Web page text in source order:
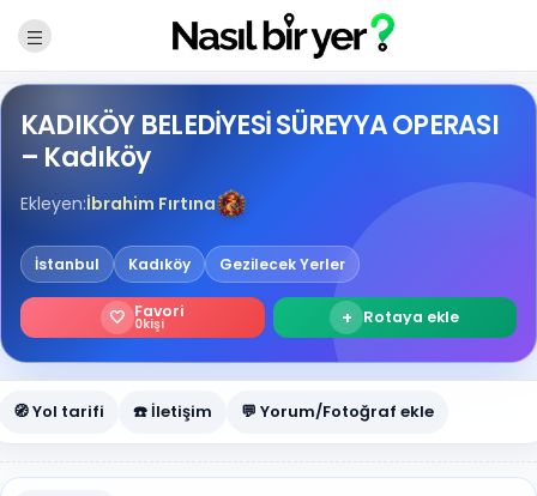
KADIKÖY BELEDİYESİ SÜREYYA OPERASI
– Kadıköy
Ekleyen:İbrahim Fırtına
İstanbul Kadıköy Gezilecek Yerler
🤍 Favori
0kişi + Rotaya ekle
🧭 Yol tarifi ☎️ İletişim 💬 Yorum/Fotoğraf ekle